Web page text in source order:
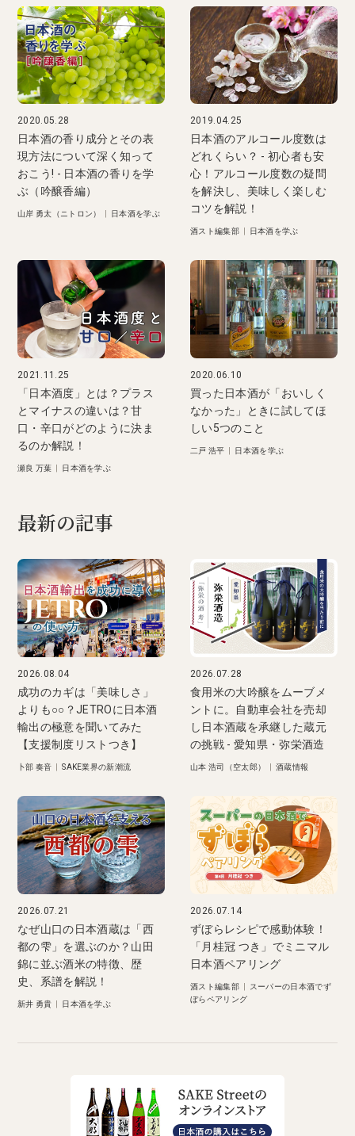
2020.05.28
日本酒の香り成分とその表
現方法について深く知って
おこう! - 日本酒の香りを学
ぶ（吟醸香編）
山岸 勇太（ニトロン） 日本酒を学ぶ
2019.04.25
日本酒のアルコール度数は
どれくらい？ - 初心者も安
心！アルコール度数の疑問
を解決し、美味しく楽しむ
コツを解説！
酒スト編集部 日本酒を学ぶ
2021.11.25
「日本酒度」とは？プラス
とマイナスの違いは？甘
口・辛口がどのように決ま
るのか解説！
瀬良 万葉 日本酒を学ぶ
2020.06.10
買った日本酒が「おいしく
なかった」ときに試してほ
しい5つのこと
二戸 浩平 日本酒を学ぶ
最新の記事
2026.08.04
成功のカギは「美味しさ」
よりも○○？JETROに日本酒
輸出の極意を聞いてみた
【支援制度リストつき】
卜部 奏音 |SAKE業界の新潮流
2026.07.28
食用米の大吟醸をムーブメ
ントに。自動車会社を売却
し日本酒蔵を承継した蔵元
の挑戦 - 愛知県・弥栄酒造
山本 浩司（空太郎） 酒蔵情報
2026.07.21
なぜ山口の日本酒蔵は「西
都の雫」を選ぶのか？山田
錦に並ぶ酒米の特徴、歴
史、系譜を解説！
新井 勇貴 日本酒を学ぶ
2026.07.14
ずぼらレシピで感動体験！
「月桂冠 つき」でミニマル
日本酒ペアリング
酒スト編集部
スーパーの日本酒でず
ぼらペアリング